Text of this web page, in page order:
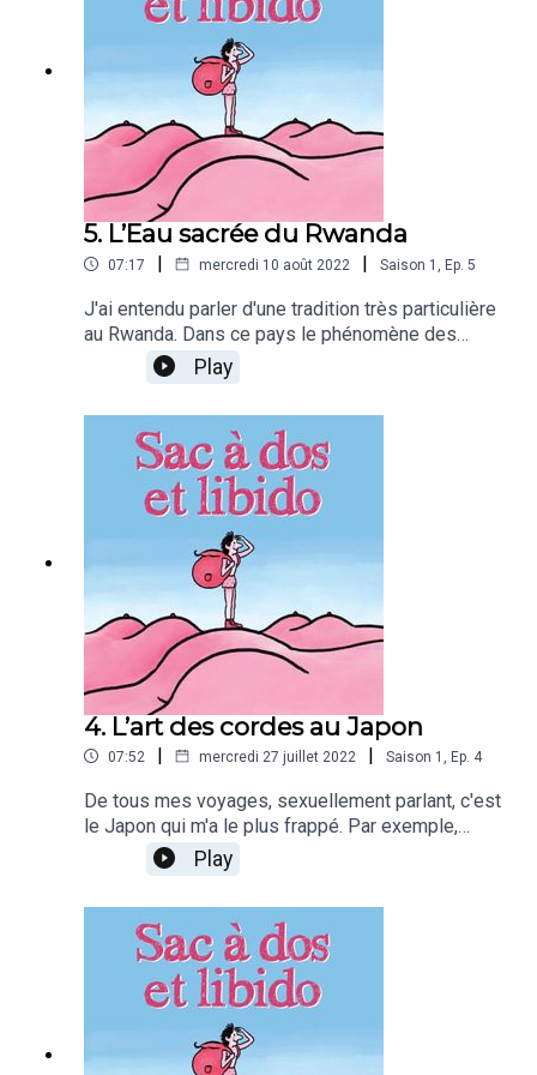
5. L’Eau sacrée du Rwanda
07:17 | mercredi 10 août 2022 | Saison 1 Ep. 5
J'ai entendu parler d'une tradition très particulière
au Rwanda. Dans ce pays le phénomène des
femmes fontaines est particulièrement valorisé :
on l'appelle l'Eau sacrée. Pour la provoquer, il
baptisée "kunyasa" qui consiste à tapoter le
clitoris avec le pénis. Pour découvrir ce culte de
la lubrification féminine Rwandaise, je vais
interroger Oliver Jourdain, le réalisateur belge du
film justement nommé L’eau sacrée.
Play
4. L’art des cordes au Japon
07:52 | mercredi 27 juillet 2022 | Saison 1 Ep. 4
De tous mes voyages, sexuellement parlant, c'est
le Japon qui m'a le plus frappé. Par exemple,
dans le quartier de la gare de Tokyo à Shinjuku, on
peut croiser dans la rue, des jeunes femmes en
petites culottes féminines ou des cordes en
vente dans les supermarchés pour pratiquer le
bondage. Ce jeu érotique consiste à attacher son
partenaire. On l’appelle "kinbaku" au Japon.
Comment est né cet art de ficeler les corps ?
Comment il se pratique ? Pour mieux comprendre,
Play